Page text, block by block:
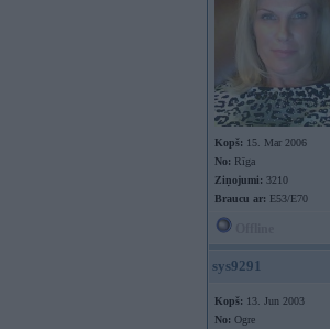
Kopš: 15. Mar 2006
No: Rīga
Ziņojumi: 3210
Braucu ar: E53/E70
sys9291
Kopš: 13. Jun 2003
No: Ogre